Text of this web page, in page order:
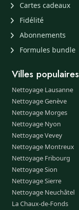
Cartes cadeaux
Fidélité
Abonnements
Formules bundle
Villes populaires
Nettoyage Lausanne
Nettoyage Genève
Nettoyage Morges
Nettoyage Nyon
Nettoyage Vevey
Nettoyage Montreux
Nettoyage Fribourg
Nettoyage Sion
Nettoyage Sierre
Nettoyage Neuchâtel
La Chaux-de-Fonds